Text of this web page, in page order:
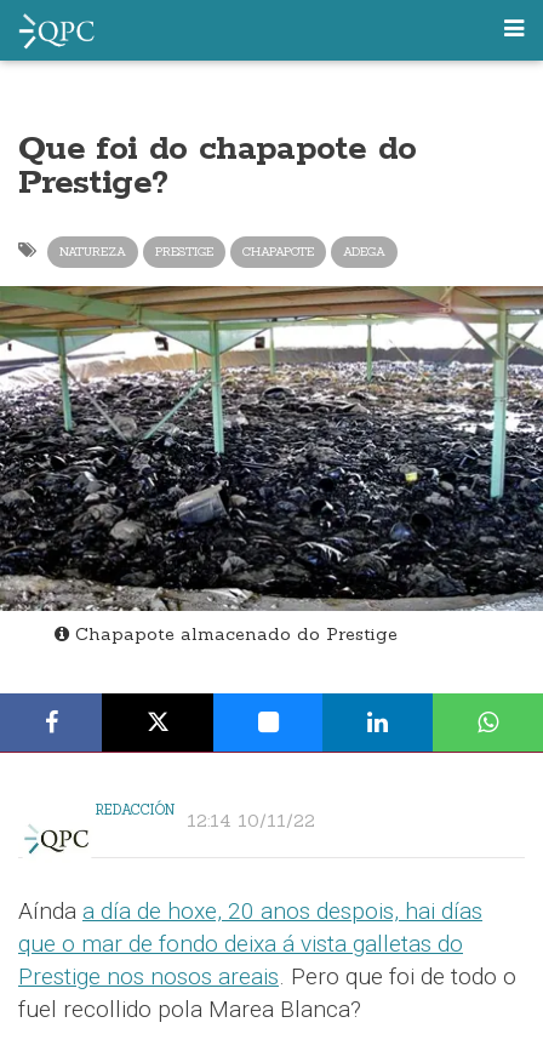
Que foi do chapapote do
Prestige?
NATUREZA PRESTIGE CHAPAPOTE ADEGA
Chapapote almacenado do Prestige
REDACCIÓN 12:14 10/11/22
Aínda a día de hoxe, 20 anos despois, hai días
que o mar de fondo deixa á vista galletas do
Prestige nos nosos areais. Pero que foi de todo o
fuel recollido pola Marea Blanca?